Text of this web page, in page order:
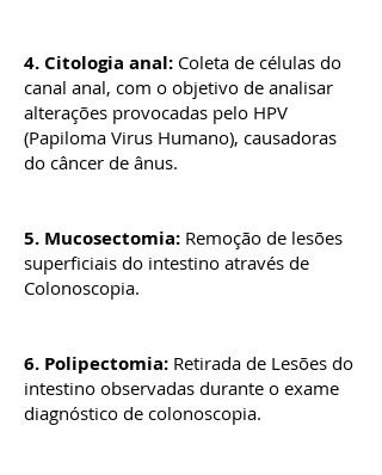
4. Citologia anal: Coleta de células do
canal anal, com o objetivo de analisar
alterações provocadas pelo HPV
(Papiloma Virus Humano), causadoras
do câncer de ânus.
5. Mucosectomia: Remoção de lesões
superficiais do intestino através de
Colonoscopia.
6. Polipectomia: Retirada de Lesões do
intestino observadas durante o exame
diagnóstico de colonoscopia.